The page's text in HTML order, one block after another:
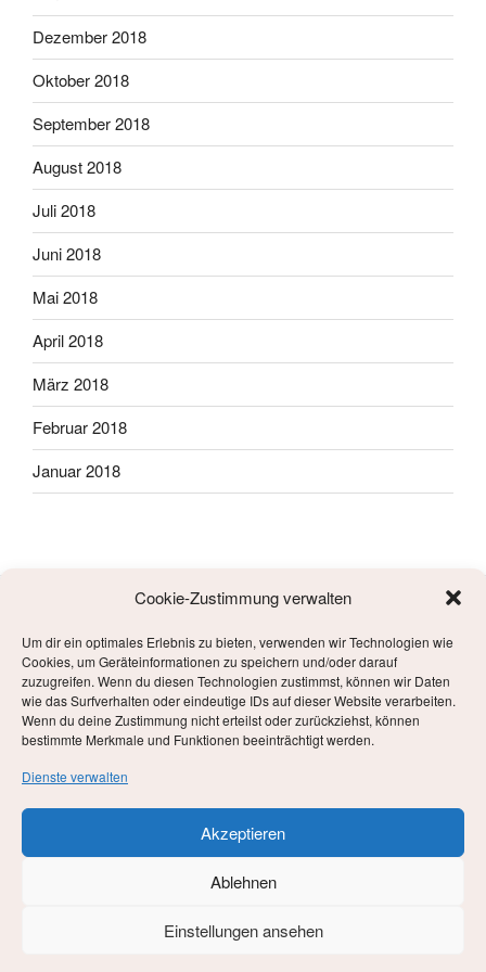
Cookie-Zustimmung verwalten
Um dir ein optimales Erlebnis zu bieten, verwenden wir Technologien wie
Cookies, um Geräteinformationen zu speichern und/oder darauf
zuzugreifen. Wenn du diesen Technologien zustimmst, können wir Daten
wie das Surfverhalten oder eindeutige IDs auf dieser Website verarbeiten.
Wenn du deine Zustimmung nicht erteilst oder zurückziehst, können
bestimmte Merkmale und Funktionen beeinträchtigt werden.
Dienste verwalten
Akzeptieren
Ablehnen
Einstellungen ansehen
Dezember 2018
Oktober 2018
September 2018
August 2018
Juli 2018
Juni 2018
Mai 2018
April 2018
März 2018
Februar 2018
Januar 2018
META
Anmelden
Eintrags-Feed
Kommentar-Feed